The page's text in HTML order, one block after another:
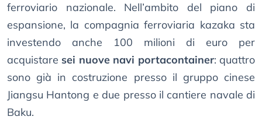
ferroviario nazionale. Nell’ambito del piano di
espansione, la compagnia ferroviaria kazaka sta
investendo anche 100 milioni di euro per
acquistare sei nuove navi portacontainer: quattro
sono già in costruzione presso il gruppo cinese
Jiangsu Hantong e due presso il cantiere navale di
Baku.